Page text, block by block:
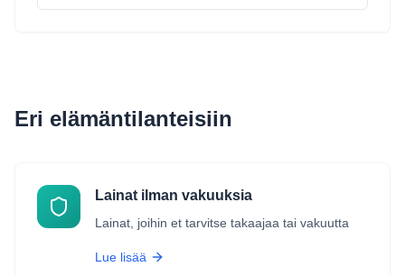
Eri elämäntilanteisiin
Lainat ilman vakuuksia
Lainat, joihin et tarvitse takaajaa tai vakuutta
Lue lisää